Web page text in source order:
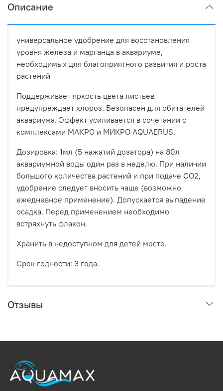
Описание
универсальное удобрение для восстановления
уровня железа и марганца в аквариуме,
необходимых для благоприятного развития и роста
растений
Поддерживает яркость цвета листьев,
предупреждает хлороз. Безопасен для обитателей
аквариума. Эффект усиливается в сочетании с
комплексами МАКРО и МИКРО AQUAERUS.
Дозировка: 1мл (5 нажатий дозатора) на 80л
аквариумной воды один раз в неделю. При наличии
большого количества растений и при подаче CO2,
удобрение следует вносить чаще (возможно
ежедневное применение). Допускается выпадение
осадка. Перед применением необходимо
встряхнуть флакон.
Хранить в недоступном для детей месте.
Срок годности: 3 года.
Отзывы